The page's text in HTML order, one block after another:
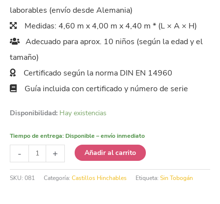
laborables (envío desde Alemania)
Medidas: 4,60 m x 4,00 m x 4,40 m * (L × A × H)
Adecuado para aprox. 10 niños (según la edad y el
tamaño)
Certificado según la norma DIN EN 14960
Guía incluida con certificado y número de serie
Disponibilidad: Hay existencias
Tiempo de entrega: Disponible – envío inmediato
-
Hinchable
Conejito
cantidad
+ Añadir al carrito
SKU: 081 Categoría: Castillos Hinchables Etiqueta: Sin Tobogán